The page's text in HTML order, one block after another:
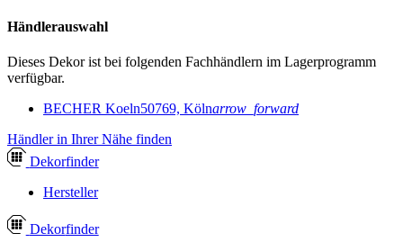
Händlerauswahl
Dieses Dekor ist bei folgenden Fachhändlern im Lagerprogramm
verfügbar.
BECHER Koeln50769, Kölnarrow_forward
Händler in Ihrer Nähe finden
Dekorfinder
Hersteller
Dekorfinder